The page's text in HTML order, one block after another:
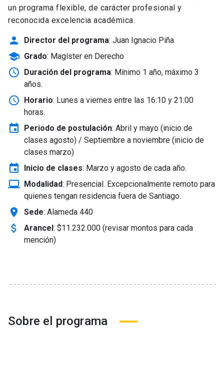
un programa flexible, de carácter profesional y
reconocida excelencia académica.
person Director del programa: Juan Ignacio Piña
school Grado: Magíster en Derecho
schedule Duración del programa: Mínimo 1 año, máximo 3
años.
schedule Horario: Lunes a viernes entre las 16:10 y 21:00
horas.
event Periodo de postulación: Abril y mayo (inicio de
clases agosto) / Septiembre a noviembre (inicio de
clases marzo)
event Inicio de clases: Marzo y agosto de cada año.
laptop_windows Modalidad: Presencial. Excepcionalmente remoto para
quienes tengan residencia fuera de Santiago.
location_on Sede: Alameda 440
attach_money Arancel: $11.232.000 (revisar montos para cada
mención)
Sobre el programa